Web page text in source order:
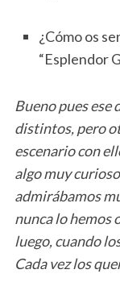
¿Cómo os
“Esplendor
Bueno pues ese
distintos, pero
escenario con
algo muy
admirábamos
nunca lo hemos
luego, cuando
Cada vez los